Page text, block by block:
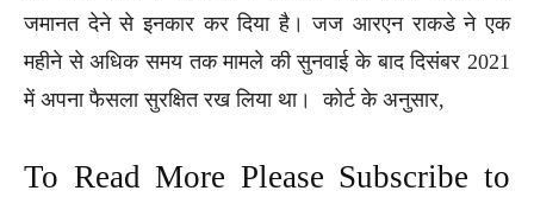
जमानत देने से इनकार कर दिया है। जज आरएन राकडे ने एक
महीने से अधिक समय तक मामले की सुनवाई के बाद दिसंबर 2021
में अपना फैसला सुरक्षित रख लिया था। कोर्ट के अनुसार,
To Read More Please Subscribe to